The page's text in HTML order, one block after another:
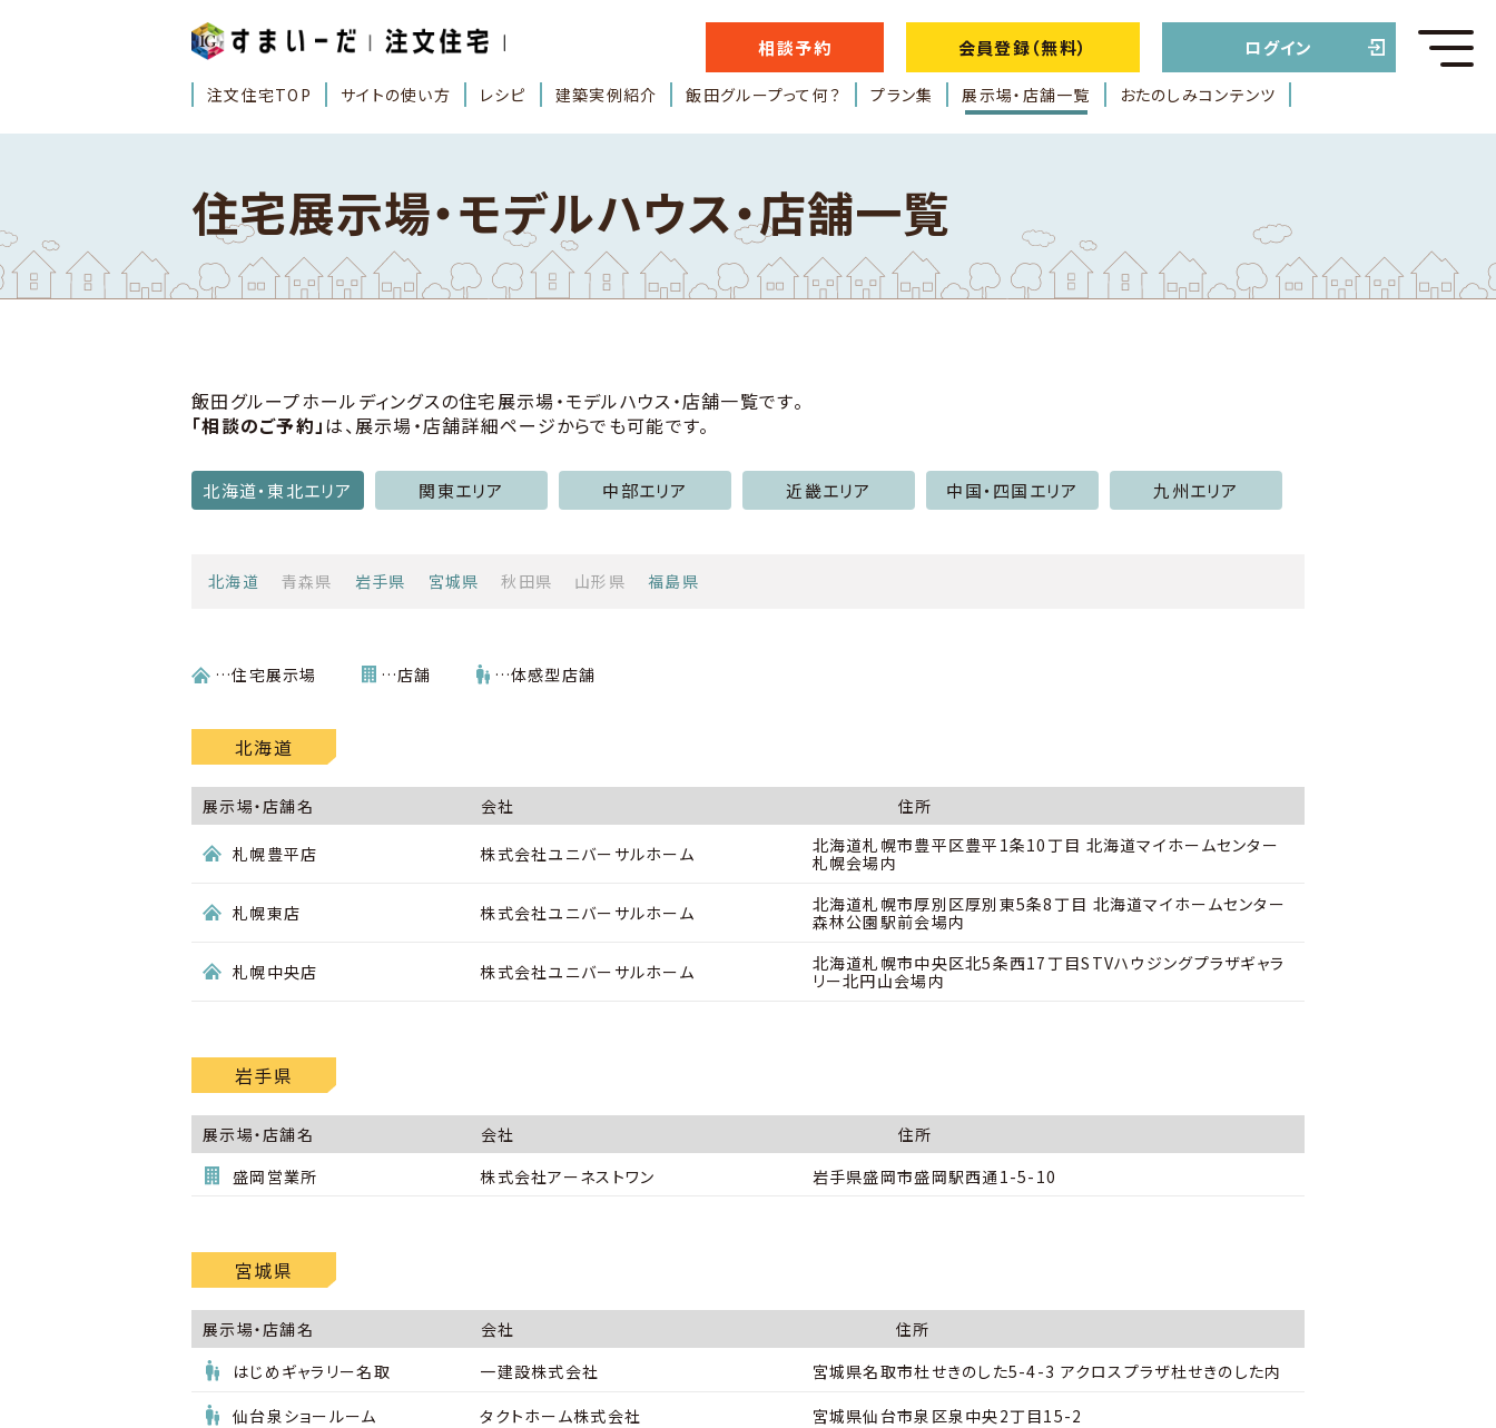
注文住宅TOP サイトの使い方 レシピ 建築実例紹介 飯田グループって何？ プラン集 展示場・店舗一覧 おたのしみコンテンツ
相談予約 会員登録（無料） ログイン
住宅展示場・モデルハウス・店舗一覧
飯田グループホールディングスの住宅展示場・モデルハウス・店舗一覧です。
「相談のご予約」は、展示場・店舗詳細ページからでも可能です。
北海道・東北エリア 関東エリア 中部エリア 近畿エリア 中国・四国エリア 九州エリア
北海道 青森県 岩手県 宮城県 秋田県 山形県 福島県
…住宅展示場 …店舗 …体感型店舗
北海道
展示場・店舗名 会社 住所
札幌豊平店 株式会社ユニバーサルホーム
北海道札幌市豊平区豊平1条10丁目 北海道マイホームセンター
札幌会場内
札幌東店 株式会社ユニバーサルホーム
北海道札幌市厚別区厚別東5条8丁目 北海道マイホームセンター
森林公園駅前会場内
札幌中央店 株式会社ユニバーサルホーム
北海道札幌市中央区北5条西17丁目STVハウジングプラザギャラ
リー北円山会場内
岩手県
展示場・店舗名 会社
住所
盛岡営業所
株式会社アーネストワン 岩手県盛岡市盛岡駅西通1-5-10
宮城県
展示場・店舗名 会社
住所
はじめギャラリー名取
一建設株式会社
宮城県名取市杜せきのした5-4-3 アクロスプラザ杜せきのした内
仙台泉ショールーム
タクトホーム株式会社
宮城県仙台市泉区泉中央2丁目15-2